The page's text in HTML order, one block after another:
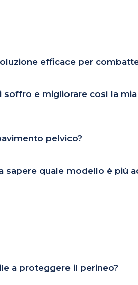
efficace per
e migliorare così la
pelvico?
sapere quale modello è più
a proteggere il perineo?